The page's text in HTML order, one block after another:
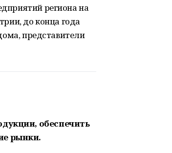
региона на
до конца года
представители
обеспечить
рынки.